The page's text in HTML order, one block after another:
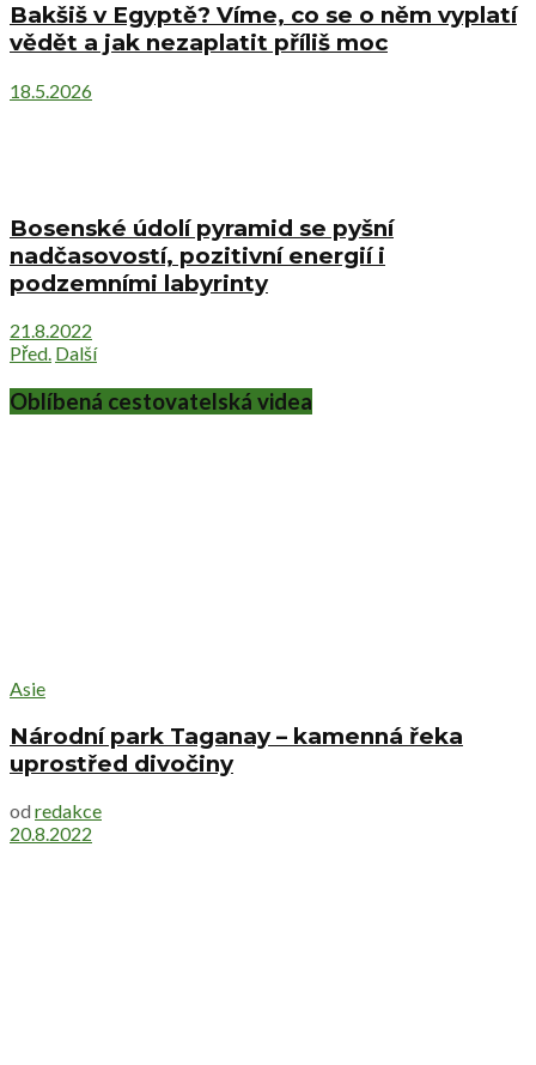
Bakšiš v Egyptě? Víme, co se o něm vyplatí
vědět a jak nezaplatit příliš moc
18.5.2026
Bosenské údolí pyramid se pyšní
nadčasovostí, pozitivní energií i
podzemními labyrinty
21.8.2022
Před. Další
Oblíbená cestovatelská videa
Asie
Národní park Taganay – kamenná řeka
uprostřed divočiny
od redakce
20.8.2022